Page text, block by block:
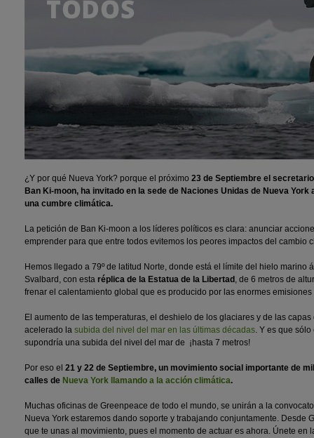
¿Y por qué Nueva York? porque el próximo 23 de Septiembre el
Ban Ki-moon, ha invitado en la sede de Naciones Unidas de Nueva York
una cumbre climática.
La petición de Ban Ki-moon a los líderes políticos es clara: anunciar
emprender para que entre todos evitemos los peores impactos del cambio
Hemos llegado a 79º de latitud Norte, donde está el límite del hielo marino
Svalbard, con esta réplica de la Estatua de la Libertad , de 6 metros de
frenar el calentamiento global que es producido por las enormes emisiones
El aumento de las temperaturas, el deshielo de los glaciares y de las
acelerado la subida del nivel del mar en las últimas décadas. Y es que
supondría una subida del nivel del mar de ¡hasta 7 metros!
Por eso el 21 y 22 de Septiembre, un movimiento social importante de
calles de Nueva York llamando a la acción climática.
Muchas oficinas de Greenpeace de todo el mundo, se unirán a la
Nueva York estaremos dando soporte y trabajando conjuntamente. Desde
que te unas al movimiento, pues el momento de actuar es ahora. Únete en